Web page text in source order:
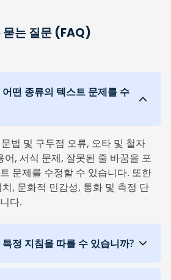
묻는 질문 (FAQ)
떤 종류의 텍스트 문제를 수
법 및 구두점 오류, 오타 및 철자
어, 서식 문제, 잘못된 줄 바꿈을 포
문제를 수정할 수 있습니다. 또한
, 문화적 민감성, 통화 및 측정 단
다.
정 지침을 따를 수 있습니까?